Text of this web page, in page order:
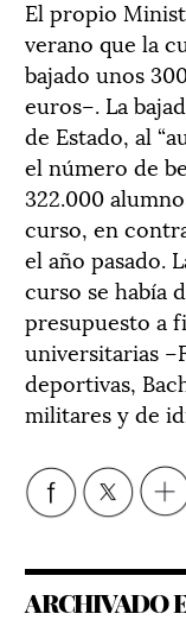
El propio
verano que la
bajado unos
euros–. La
de Estado, al
el número de
322.000
curso, en
el año pasado.
curso se había
presupuesto a
universitarias
deportivas,
militares y de
ARCHIVADO